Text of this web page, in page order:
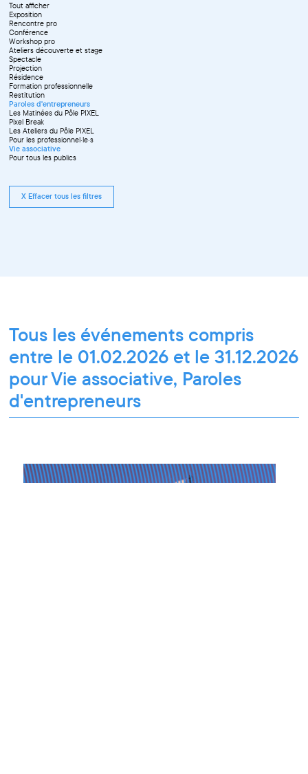
Tout afficher
Exposition
Rencontre pro
Conférence
Workshop pro
Ateliers découverte et stage
Spectacle
Projection
Résidence
Formation professionnelle
Restitution
Paroles d'entrepreneurs
Les Matinées du Pôle PIXEL
Pixel Break
Les Ateliers du Pôle PIXEL
Pour les professionnel·le·s
Vie associative
Pour tous les publics
X Effacer tous les filtres
Tous les événements compris
entre le 01.02.2026 et le 31.12.2026
pour Vie associative, Paroles
d'entrepreneurs